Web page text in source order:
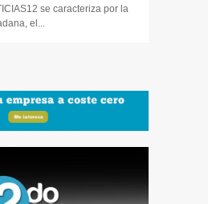
se caracteriza por la
el...